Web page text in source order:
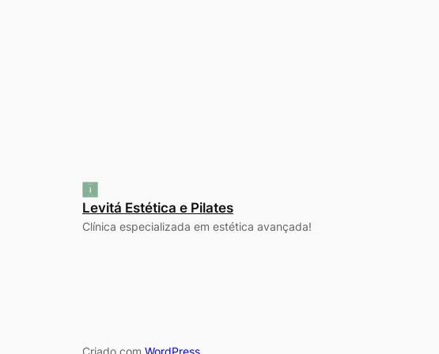
Levitá Estética e Pilates
Clínica especializada em estética avançada!